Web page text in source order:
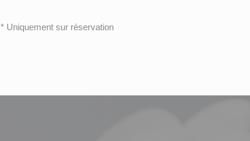
* Uniquement sur réservation